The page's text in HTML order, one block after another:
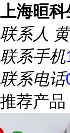
上海晅科
联系人
联系手机
联系电话
推荐产品